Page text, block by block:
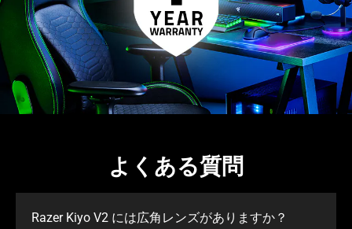
よくある質問
Razer Kiyo V2 には広角レンズがありま すか ？